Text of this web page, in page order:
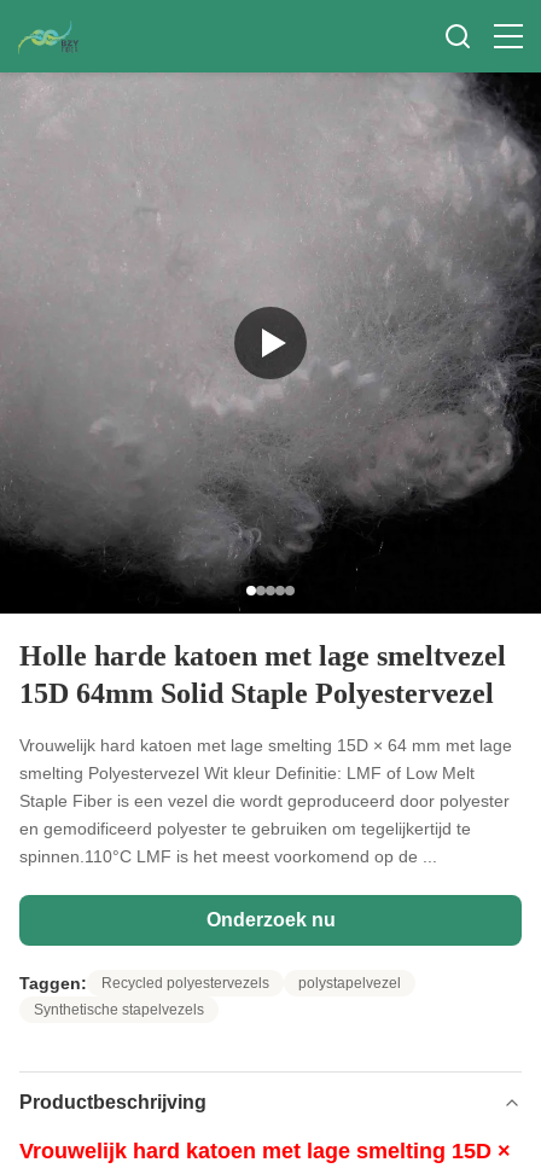
Holle harde katoen met lage smeltvezel
15D 64mm Solid Staple Polyestervezel
Vrouwelijk hard katoen met lage smelting 15D × 64 mm met lage
smelting Polyestervezel Wit kleur Definitie: LMF of Low Melt
Staple Fiber is een vezel die wordt geproduceerd door polyester
en gemodificeerd polyester te gebruiken om tegelijkertijd te
spinnen.110°C LMF is het meest voorkomend op de ...
Onderzoek nu
Taggen: Recycled polyestervezels
polystapelvezel
Synthetische stapelvezels
Productbeschrijving
Vrouwelijk hard katoen met lage smelting 15D ×